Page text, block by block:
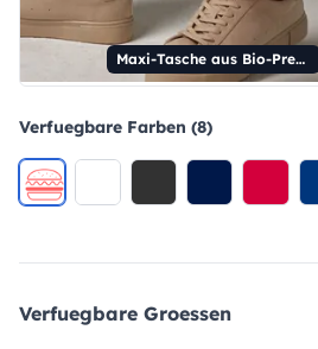
Maxi-Tasche aus Bio-Premium-Baumwolle
Verfuegbare Farben (8)
Verfuegbare Groessen